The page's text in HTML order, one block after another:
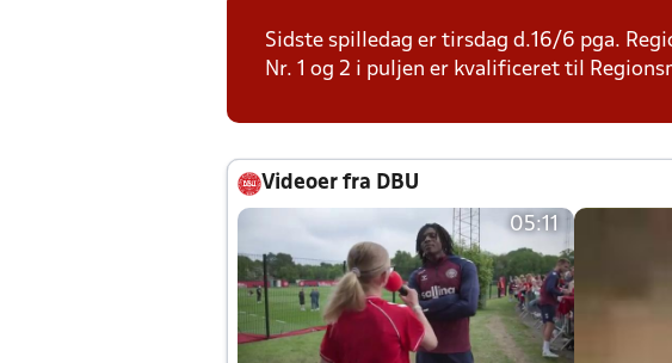
Sidste spilledag er tirsdag d.16/6 pga.
Nr. 1 og 2 i puljen er kvalificeret til
Videoer fra DBU
05:11